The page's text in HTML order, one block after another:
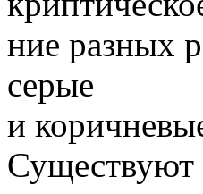
ние разных
серые
и
Существуют